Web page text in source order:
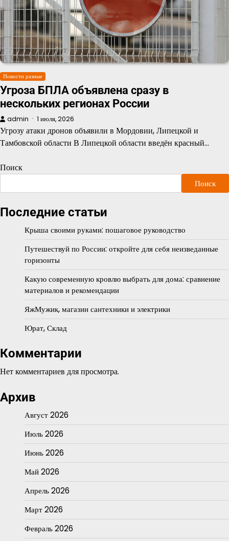
Новости разные
Угроза БПЛА объявлена сразу в
нескольких регионах России
admin 1 июля, 2026
Угрозу атаки дронов объявили в Мордовии, Липецкой и
Тамбовской области В Липецкой области введён красный…
Поиск
Поиск
Последние статьи
Крыша своими руками: пошаговое руководство
Путешествуй по России: откройте для себя неизведанные
горизонты
Какую современную кровлю выбрать для дома: сравнение
материалов и рекомендации
ЯжМужик, магазин сантехники и электрики
Юрат, Склад
Комментарии
Нет комментариев для просмотра.
Архив
Август 2026
Июль 2026
Июнь 2026
Май 2026
Апрель 2026
Март 2026
Февраль 2026